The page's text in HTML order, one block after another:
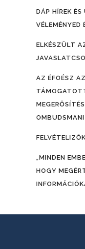
DÁP HÍREK
VÉLEMÉNYED
ELKÉSZÜLT
AZ ÉFOÉSZ
OMBUDSMANI
„MINDEN
HOGY